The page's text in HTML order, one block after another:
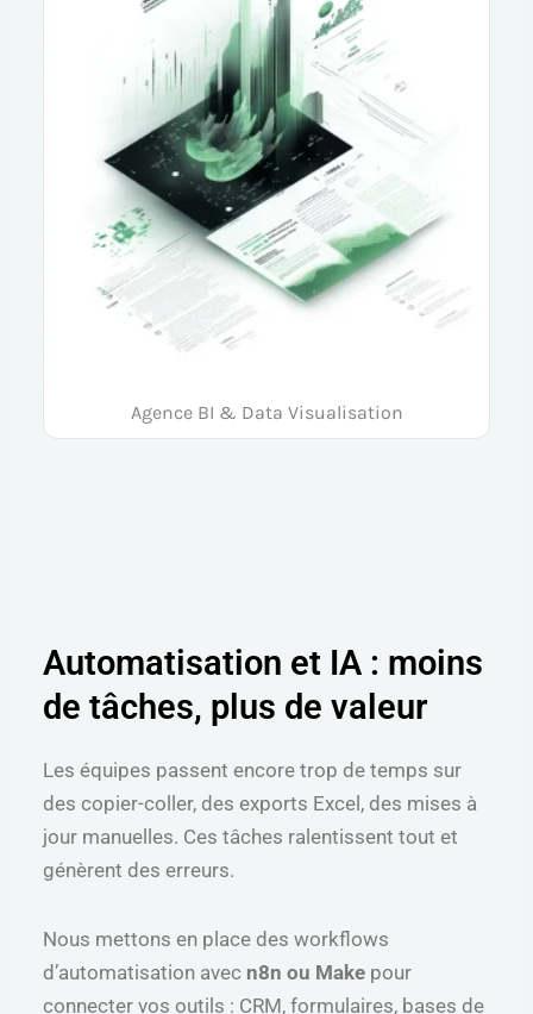
Agence BI & Data Visualisation
Automatisation et IA : moins
de tâches, plus de valeur
Les équipes passent encore trop de temps sur
des copier-coller, des exports Excel, des mises à
jour manuelles. Ces tâches ralentissent tout et
génèrent des erreurs.
Nous mettons en place des workflows
d’automatisation avec n8n ou Make pour
connecter vos outils : CRM, formulaires, bases de